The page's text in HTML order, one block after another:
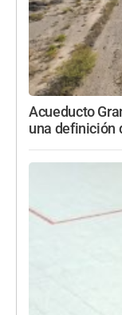
Acueducto
una definición